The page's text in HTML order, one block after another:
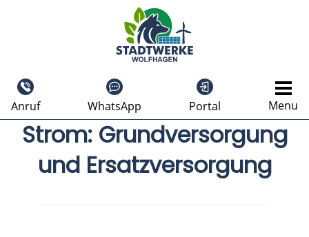
Anruf WhatsApp Portal Menu
Strom: Grundversorgung
und Ersatzversorgung